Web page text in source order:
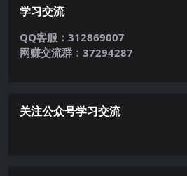
学习交流
QQ客服：312869007
网赚交流群：37294287
关注公众号学习交流